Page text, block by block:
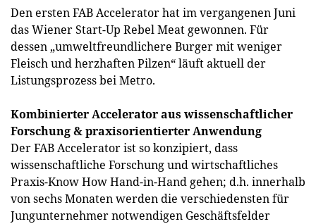
Den ersten FAB Accelerator hat im vergangenen Juni
das Wiener Start-Up Rebel Meat gewonnen. Für
dessen „umweltfreundlichere Burger mit weniger
Fleisch und herzhaften Pilzen“ läuft aktuell der
Listungsprozess bei Metro.
Kombinierter Accelerator aus wissenschaftlicher
Forschung & praxisorientierter Anwendung
Der FAB Accelerator ist so konzipiert, dass
wissenschaftliche Forschung und wirtschaftliches
Praxis-Know How Hand-in-Hand gehen; d.h. innerhalb
von sechs Monaten werden die verschiedensten für
Jungunternehmer notwendigen Geschäftsfelder